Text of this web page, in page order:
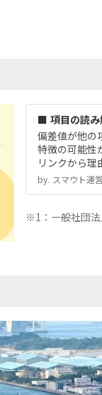
■ 項目の読み
偏差値が他の
特徴の可能性
リンクから理
by.︎ スマウト運営
※1：一般社団法